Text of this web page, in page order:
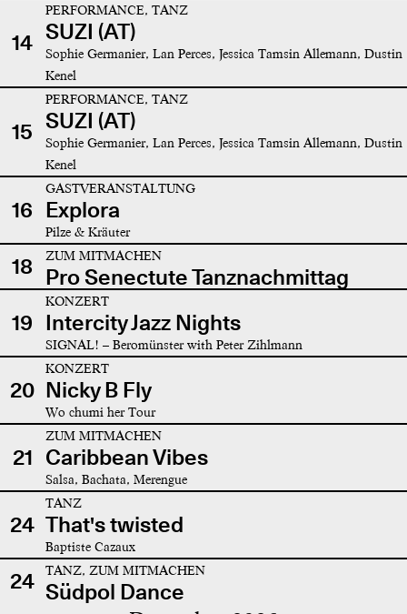
14
PERFORMANCE, TANZ
SUZI (AT)
Sophie Germanier, Lan Perces, Jessica Tamsin Allemann, Dustin
Kenel
15
PERFORMANCE, TANZ
SUZI (AT)
Sophie Germanier, Lan Perces, Jessica Tamsin Allemann, Dustin
Kenel
16
GASTVERANSTALTUNG
Explora
Pilze & Kräuter
18 ZUM MITMACHEN
Pro Senectute Tanznachmittag
19
KONZERT
Intercity Jazz Nights
SIGNAL! – Beromünster with Peter Zihlmann
20
KONZERT
Nicky B Fly
Wo chumi her Tour
21
ZUM MITMACHEN
Caribbean Vibes
Salsa, Bachata, Merengue
24
TANZ
That's twisted
Baptiste Cazaux
24 TANZ, ZUM MITMACHEN
Südpol Dance